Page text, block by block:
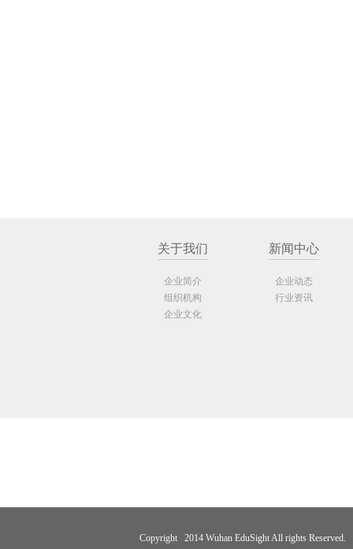
关于我们
企业简介
组织机构
企业文化
新闻中心
企业动态
行业资讯
Copyright 2014 Wuhan EduSight All rights Reserved.